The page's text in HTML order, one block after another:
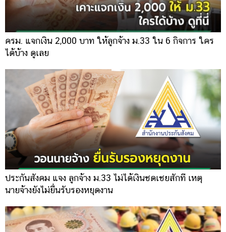
ครม. แจกเงิน 2,000 บาท ให้ลูกจ้าง ม.33 ใน 6 กิจการ ใคร
ได้บ้าง ดูเลย
ประกันสังคม แจง ลูกจ้าง ม.33 ไม่ได้เงินชดเชยสักที เหตุ
นายจ้างยังไม่ยื่นรับรองหยุดงาน